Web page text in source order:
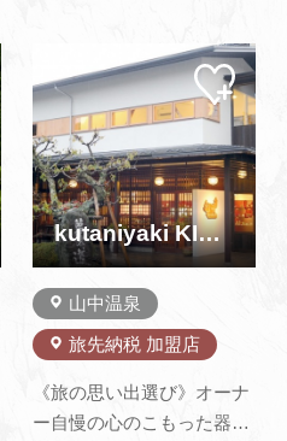
越前の国を支配した城下町
跡です。武家屋敷・寺院・
町屋・職人屋敷や道路に至
るまで町並がほぼ完全な姿
で発掘され、国の重要文化
財・特別史跡・特別名勝に
指定されています。kutaniyaki KINUYA
山中温泉
旅先納税 加盟店
《旅の思い出選び》オーナ
ー自慢の心のこもった器
マイ
ペー
ジに